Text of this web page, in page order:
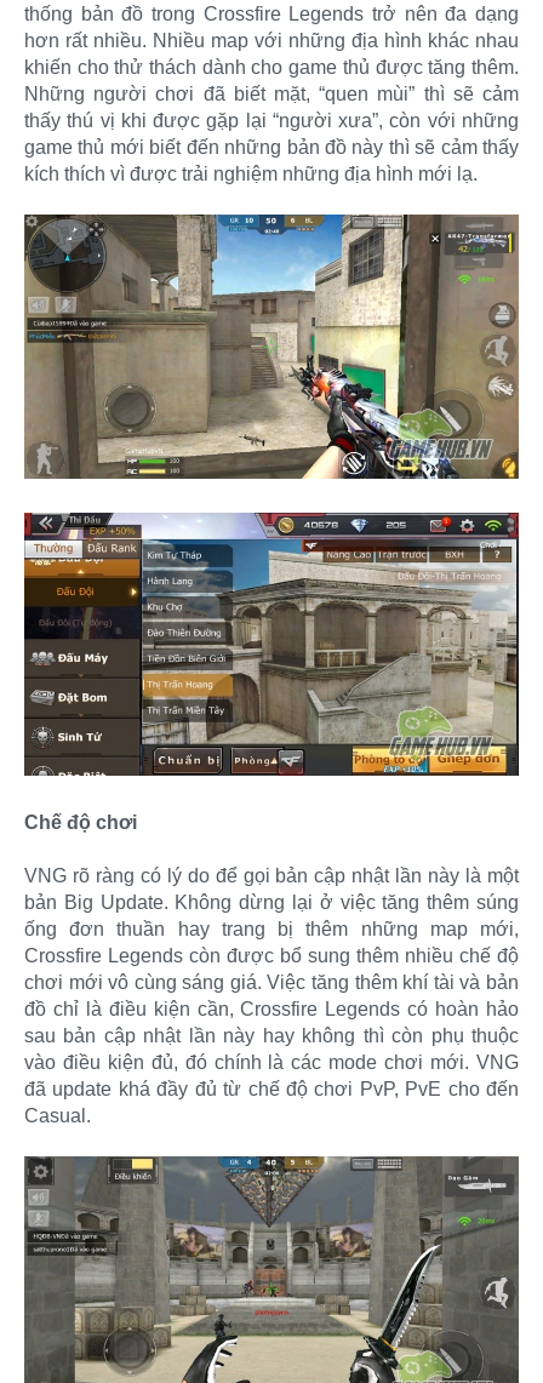
thống bản đồ trong Crossfire Legends trở nên đa dạng
hơn rất nhiều. Nhiều map với những địa hình khác nhau
khiến cho thử thách dành cho game thủ được tăng thêm.
Những người chơi đã biết mặt, “quen mùi” thì sẽ cảm
thấy thú vị khi được gặp lại “người xưa”, còn với những
game thủ mới biết đến những bản đồ này thì sẽ cảm thấy
kích thích vì được trải nghiệm những địa hình mới lạ.
Chế độ chơi
VNG rõ ràng có lý do để gọi bản cập nhật lần này là một
bản Big Update. Không dừng lại ở việc tăng thêm súng
ống đơn thuần hay trang bị thêm những map mới,
Crossfire Legends còn được bổ sung thêm nhiều chế độ
chơi mới vô cùng sáng giá. Việc tăng thêm khí tài và bản
đồ chỉ là điều kiện cần, Crossfire Legends có hoàn hảo
sau bản cập nhật lần này hay không thì còn phụ thuộc
vào điều kiện đủ, đó chính là các mode chơi mới. VNG
đã update khá đầy đủ từ chế độ chơi PvP, PvE cho đến
Casual.